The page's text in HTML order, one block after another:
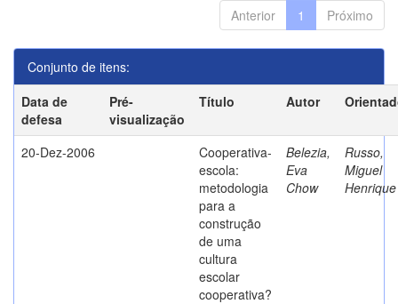
Anterior 1 Próximo
Conjunto de itens:
Data de
defesa
Pré-
visualização
Título Autor
20-Dez-2006
Cooperativa-
escola:
metodologia
para a
construção
de uma
cultura
escolar
cooperativa?
Belezia,
Eva
Chow
Russo,
Miguel
Henrique